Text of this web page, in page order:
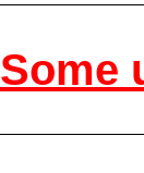
Some